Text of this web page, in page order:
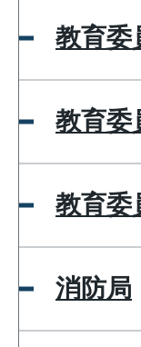
教育委
教育委
教育委
消防局